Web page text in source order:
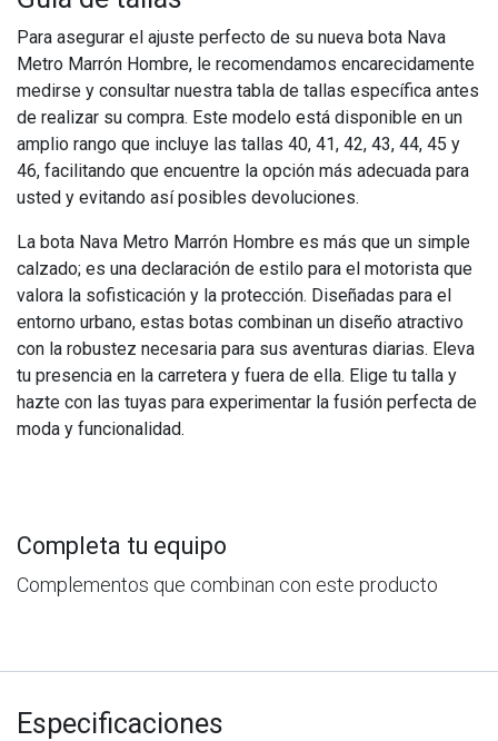
Para asegurar el ajuste perfecto de su nueva bota Nava
Metro Marrón Hombre, le recomendamos encarecidamente
medirse y consultar nuestra tabla de tallas específica antes
de realizar su compra. Este modelo está disponible en un
amplio rango que incluye las tallas 40, 41, 42, 43, 44, 45 y
46, facilitando que encuentre la opción más adecuada para
usted y evitando así posibles devoluciones.
La bota Nava Metro Marrón Hombre es más que un simple
calzado; es una declaración de estilo para el motorista que
valora la sofisticación y la protección. Diseñadas para el
entorno urbano, estas botas combinan un diseño atractivo
con la robustez necesaria para sus aventuras diarias. Eleva
tu presencia en la carretera y fuera de ella. Elige tu talla y
hazte con las tuyas para experimentar la fusión perfecta de
moda y funcionalidad.
Completa tu equipo
Complementos que combinan con este producto
Especificaciones